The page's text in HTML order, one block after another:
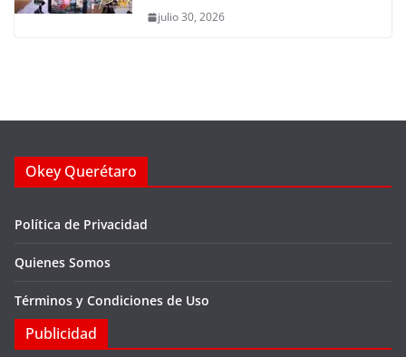
julio 30, 2026
Okey Querétaro
Política de Privacidad
Quienes Somos
Términos y Condiciones de Uso
Publicidad